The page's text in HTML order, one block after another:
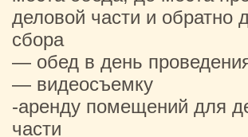
деловой части и обратно
сбора
— обед в день
— видеосъемку
-аренду помещений для
части